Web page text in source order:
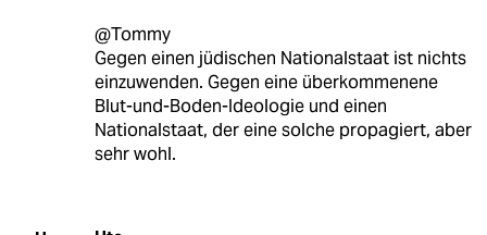
@Tommy
Gegen einen jüdischen Nationalstaat ist nichts
einzuwenden. Gegen eine überkommenene
Blut-und-Boden-Ideologie und einen
Nationalstaat, der eine solche propagiert, aber
sehr wohl.